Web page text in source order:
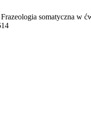
somatyczna w